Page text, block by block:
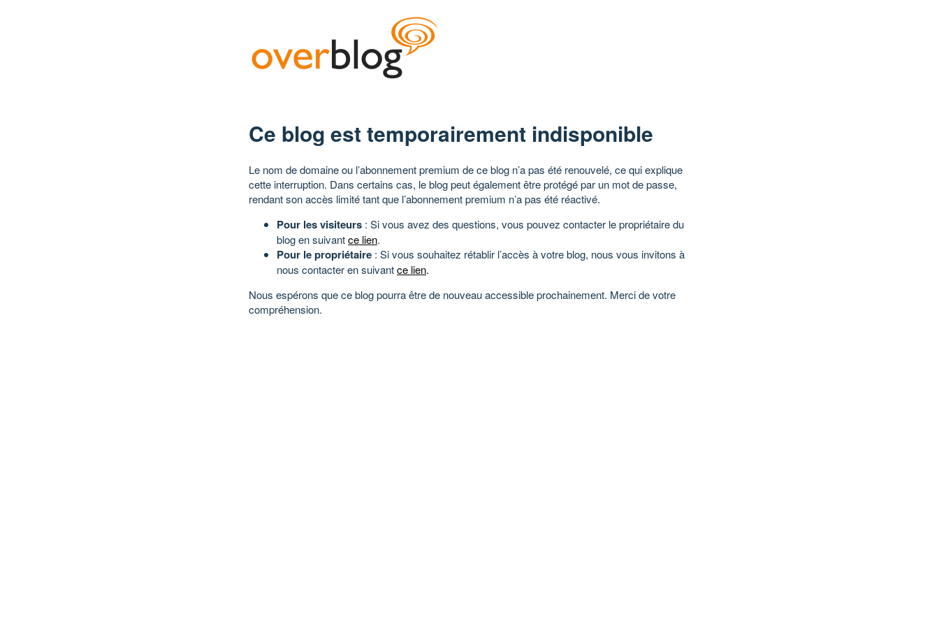
Ce blog est temporairement indisponible
Le nom de domaine ou l’abonnement premium de ce blog n’a pas été renouvelé, ce qui explique
cette interruption. Dans certains cas, le blog peut également être protégé par un mot de passe,
rendant son accès limité tant que l’abonnement premium n’a pas été réactivé.
Pour les visiteurs : Si vous avez des questions, vous pouvez contacter le propriétaire du
blog en suivantce lien.
Pour le propriétaire : Si vous souhaitez rétablir l’accès à votre blog, nous vous invitons à
nous contacter en suivantce lien.
Nous espérons que ce blog pourra être de nouveau accessible prochainement. Merci de votre
compréhension.